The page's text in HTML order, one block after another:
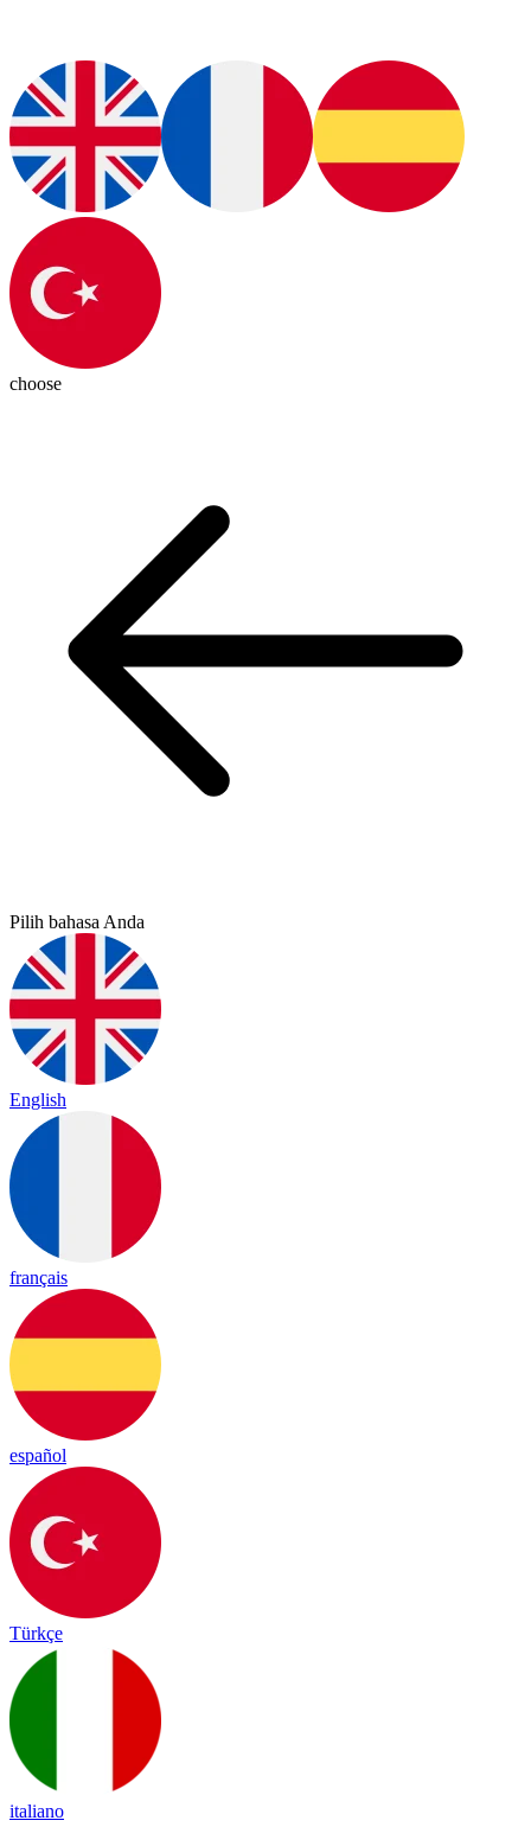
choose
Pilih bahasa Anda
English
français
español
Türkçe
italiano